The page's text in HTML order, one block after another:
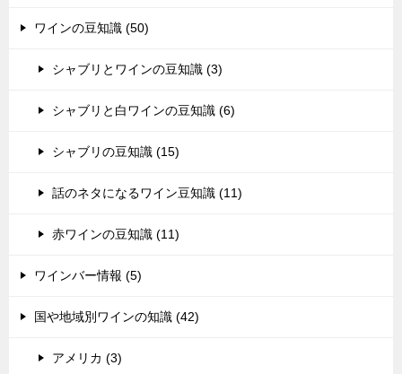
ワインの豆知識 (50)
シャブリとワインの豆知識 (3)
シャブリと白ワインの豆知識 (6)
シャブリの豆知識 (15)
話のネタになるワイン豆知識 (11)
赤ワインの豆知識 (11)
ワインバー情報 (5)
国や地域別ワインの知識 (42)
アメリカ (3)